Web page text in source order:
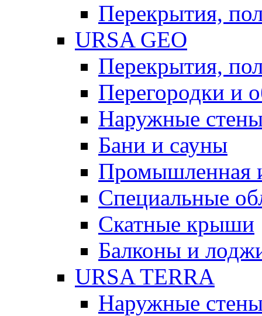
Перекрытия,
URSA GEO
Перекрытия,
Перегородки и
Наружные
Бани и сауны
Промышленная
Специальные
Скатные крыши
Балконы и
URSA TERRA
Наружные